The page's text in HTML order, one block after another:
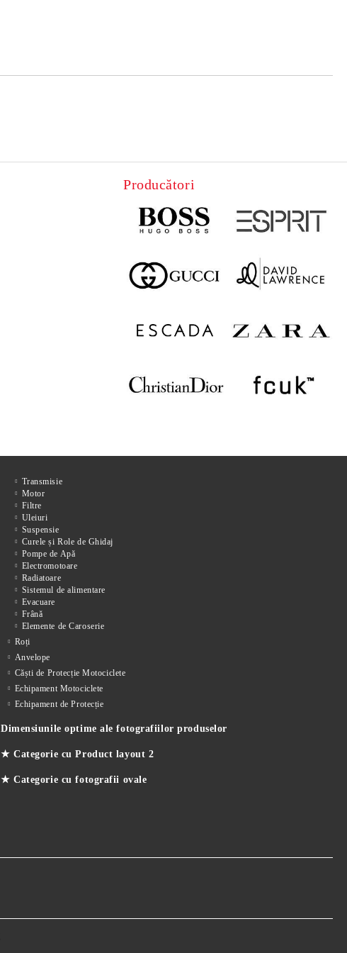
Producători
Transmisie
Motor
Filtre
Uleiuri
Suspensie
Curele și Role de Ghidaj
Pompe de Apă
Electromotoare
Radiatoare
Sistemul de alimentare
Evacuare
Frână
Elemente de Caroserie
Roți
Anvelope
Căști de Protecție Motociclete
Echipament Motociclete
Echipament de Protecție
Dimensiunile optime ale fotografiilor produselor
★ Categorie cu Product layout 2
★ Categorie cu fotografii ovale